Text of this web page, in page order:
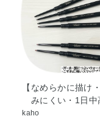
【なめらかに描け
みにくい・1日
kaho